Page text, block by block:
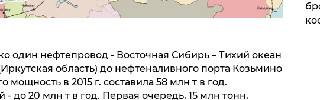
один нефтепровод - Восточная Сибирь – Тихий океан
область) до нефтеналивного порта Козьмино
мощность в 2015 г. составила 58 млн т в год.
- до 20 млн т в год. Первая очередь, 15 млн тонн,